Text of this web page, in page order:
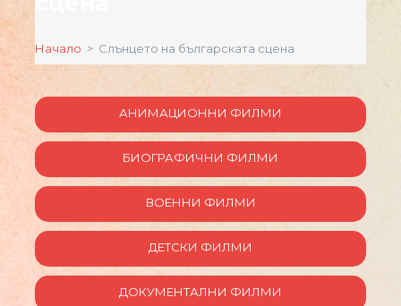
Начало > Слънцето на българската сцена
АНИМАЦИОННИ ФИЛМИ
БИОГРАФИЧНИ ФИЛМИ
ВОЕННИ ФИЛМИ
ДЕТСКИ ФИЛМИ
ДОКУМЕНТАЛНИ ФИЛМИ